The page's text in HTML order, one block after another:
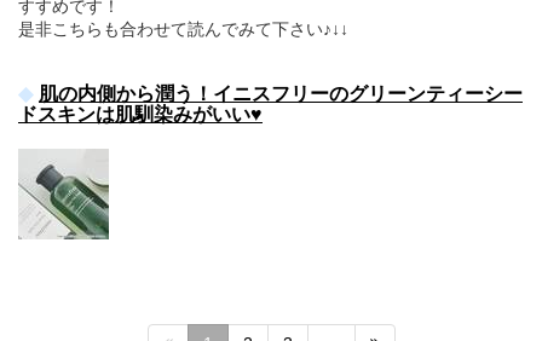
すすめです！
是非こちらも合わせて読んでみて下さい♪↓↓
肌の内側から潤う！イニスフリーのグリーンティーシー
ドスキンは肌馴染みがいい♥